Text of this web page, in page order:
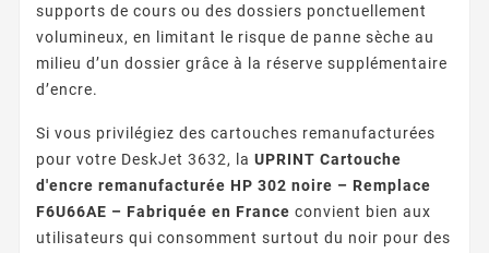
supports de cours ou des dossiers ponctuellement
volumineux, en limitant le risque de panne sèche au
milieu d’un dossier grâce à la réserve supplémentaire
d’encre.
Si vous privilégiez des cartouches remanufacturées
pour votre DeskJet 3632, la UPRINT Cartouche
d'encre remanufacturée HP 302 noire – Remplace
F6U66AE – Fabriquée en France convient bien aux
utilisateurs qui consomment surtout du noir pour des